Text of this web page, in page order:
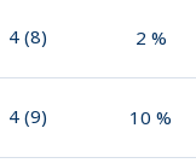
4 (8) 2 %
4 (9) 10 %